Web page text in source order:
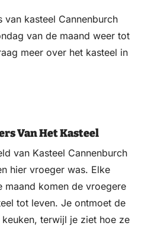
van kasteel Cannenburch
van de maand weer tot
meer over het kasteel in
Van Het Kasteel
van Kasteel Cannenburch
hier vroeger was. Elke
maand komen de vroegere
tot leven. Je ontmoet de
terwijl je ziet hoe ze